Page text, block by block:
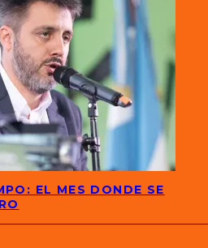
EL MES DONDE SE